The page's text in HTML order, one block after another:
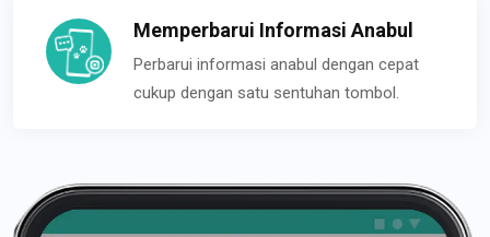
Memperbarui Informasi Anabul
Perbarui informasi anabul dengan cepat
cukup dengan satu sentuhan tombol.